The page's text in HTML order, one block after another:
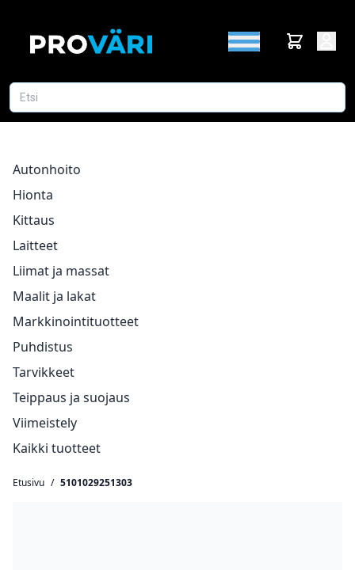
Autonhoito
Hionta
Kittaus
Laitteet
Liimat ja massat
Maalit ja lakat
Markkinointituotteet
Puhdistus
Tarvikkeet
Teippaus ja suojaus
Viimeistely
Kaikki tuotteet
Etusivu / 5101029251303